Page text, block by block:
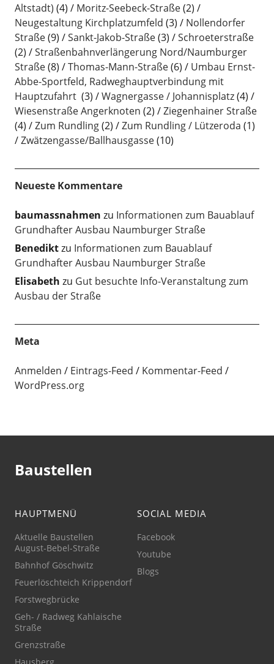
Altstadt) (4) Moritz-Seebeck-Straße(2)
Neugestaltung Kirchplatzumfeld (3)
Nollendorfer
Straße(9) Sankt-Jakob-Straße(3)
Schroeterstraße
(2)
Straßenbahnverlängerung Nord/Naumburger
Straße(8) Thomas-Mann-Straße(6)
Umbau Ernst-
Abbe-Sportfeld, Radweghauptverbindung mit
Hauptzufahrt (3) Wagnergasse / Johannisplatz(4)
Wiesenstraße Angerknoten (2)
Ziegenhainer Straße
(4)
Zum Rundling(2) Zum Rundling / Lützeroda (1)
Zwätzengasse/Ballhausgasse(10)
Neueste Kommentare
baumassnahmen zu Informationen zum Bauablauf
Grundhafter Ausbau Naumburger Straße
Benediktzu Informationen zum Bauablauf
Grundhafter Ausbau Naumburger Straße
Elisabeth zu Gut besuchte Info-Veranstaltung zum
Ausbau der Straße
Meta
Anmelden Eintrags-Feed
Kommentar-Feed
WordPress.org
Baustellen
HAUPTMENÜ
Aktuelle Baustellen
August-Bebel-Straße
Bahnhof Göschwitz
Feuerlöschteich Krippendorf
Forstwegbrücke
Geh- / Radweg Kahlaische
Straße
Grenzstraße
SOCIAL MEDIA
Facebook
Youtube
Blogs